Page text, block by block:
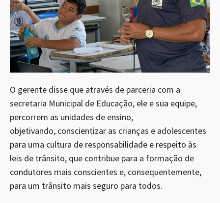
O gerente disse que através de parceria com a
secretaria Municipal de Educação, ele e sua equipe,
percorrem as unidades de ensino,
objetivando, conscientizar as crianças e adolescentes
para uma cultura de responsabilidade e respeito às
leis de trânsito, que contribue para a formação de
condutores mais conscientes e, consequentemente,
para um trânsito mais seguro para todos.